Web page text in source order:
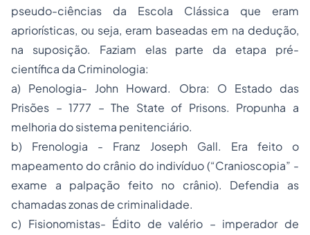
pseudo-ciências da Escola Clássica que eram
apriorísticas, ou seja, eram baseadas em na dedução,
na suposição. Faziam elas parte da etapa pré-
científica da Criminologia:
a) Penologia- John Howard. Obra: O Estado das
Prisões – 1777 – The State of Prisons. Propunha a
melhoria do sistema penitenciário.
b) Frenologia - Franz Joseph Gall. Era feito o
mapeamento do crânio do indivíduo (“Cranioscopia” -
exame a palpação feito no crânio). Defendia as
chamadas zonas de criminalidade.
c) Fisionomistas- Édito de valério – imperador de